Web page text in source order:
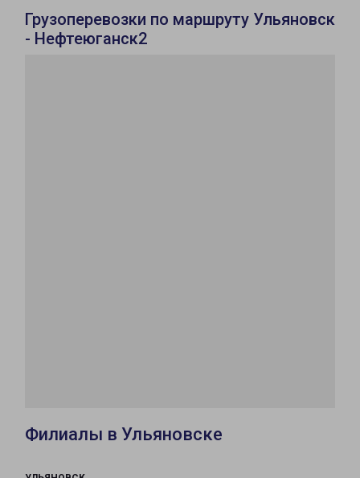
Грузоперевозки по маршруту Ульяновск
- Нефтеюганск2
Филиалы в Ульяновске